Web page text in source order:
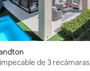
de 3 recámaras